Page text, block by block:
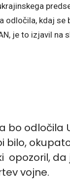
odločila, kdaj
je to izjavil na
bo odločila
bilo,
opozoril,
vojne.